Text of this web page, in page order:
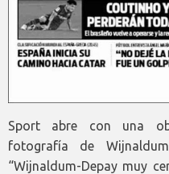
Sport abre con una
fotografía de
“Wijnaldum-Depay muy